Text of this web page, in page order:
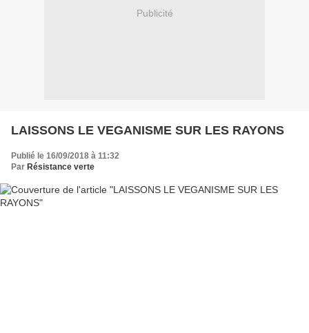
Publicité
LAISSONS LE VEGANISME SUR LES RAYONS
Publié le 16/09/2018 à 11:32
Par Résistance verte